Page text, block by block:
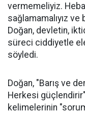
vermemeliyiz.
sağlamamalıyız ve
Doğan, devletin,
süreci ciddiyetle ele
söyledi.
Doğan, "Barış ve
Herkesi
kelimelerinin